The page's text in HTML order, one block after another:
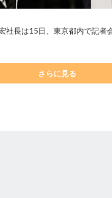
社長は15日、東京都内で記
さらに見る